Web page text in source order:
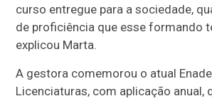
curso entregue para a sociedade,
de proficiência que esse formando
explicou Marta.
A gestora comemorou o atual
Licenciaturas, com aplicação anual,